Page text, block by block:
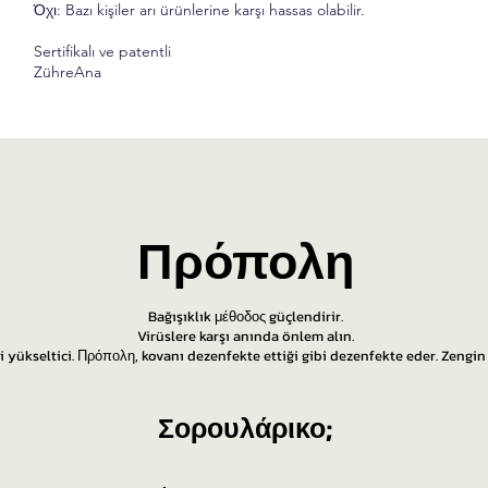
Όχι: Bazı kişiler arı ürünlerine karşı hassas olabilir.
Sertifikalı ve patentli
ZühreAna
Πρόπολη
Bağışıklık μέθοδος güçlendirir.
Virüslere karşı anında önlem alın.
yükseltici. Πρόπολη, kovanı dezenfekte ettiği gibi dezenfekte eder.
Σορουλάρικο;​